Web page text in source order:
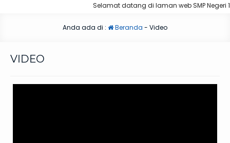
Selamat datang di laman web SMP Negeri
Anda ada di : Beranda - Video
VIDEO